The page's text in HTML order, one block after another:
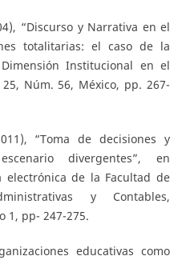
“Discurso y Narrativa en el
totalitarias: el caso de la
Institucional en el
Núm. 56, México, pp. 267-
“Toma de decisiones y
divergentes”, en
electrónica de la Facultad de
y Contables,
1, pp- 247-275.
educativas como